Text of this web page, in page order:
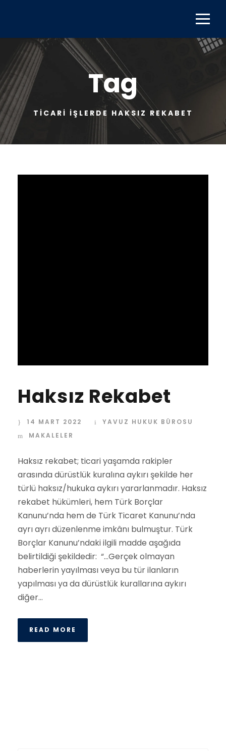
Tag
TICARI IŞLERDE HAKSIZ REKABET
Haksız Rekabet
14 MART 2022
YAVUZ HUKUK BÜROSU
MAKALELER
Haksız rekabet; ticari yaşamda rakipler
arasında dürüstlük kuralına aykırı şekilde her
türlü haksız/hukuka aykırı yararlanmadır. Haksız
rekabet hükümleri, hem Türk Borçlar
Kanunu’nda hem de Türk Ticaret Kanunu’nda
ayrı ayrı düzenlenme imkânı bulmuştur. Türk
Borçlar Kanunu’ndaki ilgili madde aşağıda
belirtildiği şekildedir: “…Gerçek olmayan
haberlerin yayılması veya bu tür ilanların
yapılması ya da dürüstlük kurallarına aykırı
diğer...
READ MORE